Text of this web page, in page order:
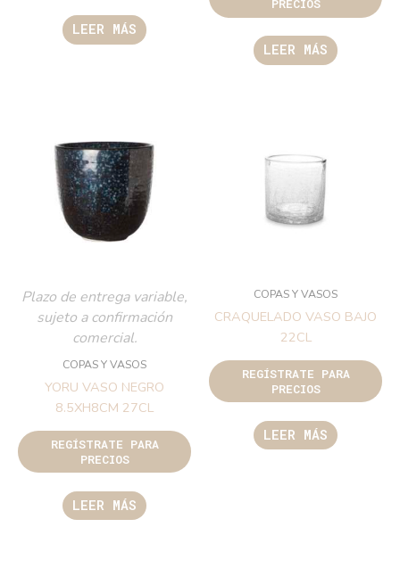
LEER MÁS
PRECIOS
LEER MÁS
Plazo de entrega variable,
sujeto a confirmación
comercial.
COPAS Y VASOS
YORU VASO NEGRO
8.5XH8CM 27CL
REGÍSTRATE PARA
PRECIOS
LEER MÁS
COPAS Y VASOS
CRAQUELADO VASO BAJO
22CL
REGÍSTRATE PARA
PRECIOS
LEER MÁS